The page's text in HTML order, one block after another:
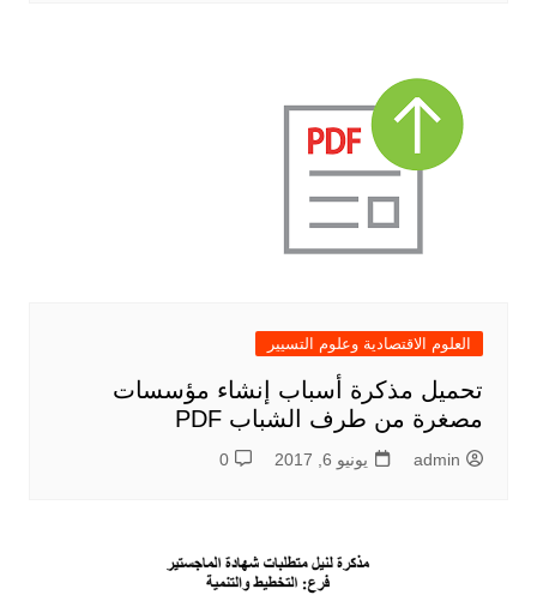
العلوم الاقتصادية وعلوم التسيير
تحميل مذكرة أسباب إنشاء مؤسسات
مصغرة من طرف الشباب PDF
admin يونيو 6, 2017 0